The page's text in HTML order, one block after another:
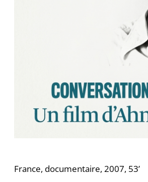
France, documentaire, 2007, 53’